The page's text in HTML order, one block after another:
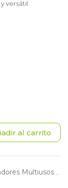
versátil.
al carrito
Multiusos ,